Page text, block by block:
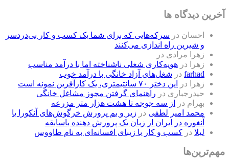
آخرین دیدگاه ها
احسان در سرکه‌هایی که برای شما یک کسب و کار بی‌دردسر
و شیرین راه اندازی می‌کنند
زهرا مرادی در
زهرا
در هویه‌کاری شغلی ناشناخته اما با درآمد مناسب
farhad در شغل‌های آزاد خانگی با درآمد خوب
زهرا
در
این دختر ۷۰ سانتیمتری، یک کارآفرین نمونه است
حیدرجباری در راهنمای گرفتن مجوز مشاغل خانگی
بهرام در
از سه جوجه تا هشت هزار متر مزرعه
محمد امیر لطفی در زیر و بم پرورش خرگوش‌های آنکورا یا
آنغوره در ایران از زبان یک پرورش دهنده باسابقه
لیلا در کسب و کار با زیبای افسانه‌ای به نام طاووس
مهم‌ترین‌ها